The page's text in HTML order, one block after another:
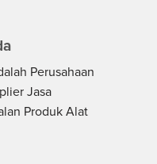
Perusahaan
Jasa
Produk Alat